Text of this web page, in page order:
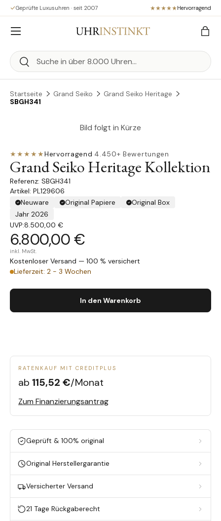
Direkt zum Inhalt
Geprüfte Luxusuhren · seit 2007 Hervorragend
Suchen
Suchen
Menü
Startseite Grand Seiko
Grand Seiko Heritage
SBGH341
Bild folgt in Kürze
★★★★★Hervorragend·4.450+ Bewertungen
Grand Seiko Heritage Kollektion
SBGH341
Artikel: PL129606
Neuware
Original Papiere
Original Box
Jahr 2026
UVP:8.500,00 €
6.800,00 €
inkl. MwSt.
Kostenloser Versand — 100 % versichert
Lieferzeit: 2 - 3 Wochen
In den Warenkorb
RATENKAUF MIT CREDITPLUS
ab 115,52 €/Monat
Zum Finanzierungsantrag
Geprüft & 100% original
Original Herstellergarantie
Versicherter Versand
21 Tage Rückgaberecht